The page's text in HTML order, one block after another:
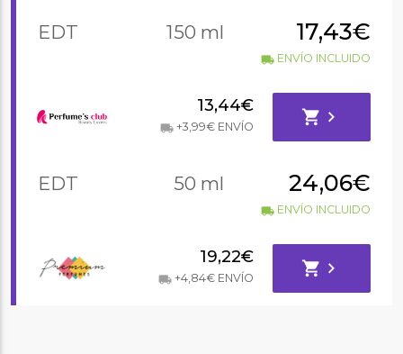
EDT 150 ml 17,43€
local_shippingENVÍO INCLUIDO
13,44€
local_shipping+3,99€ ENVÍO shopping_cart chevron_right
EDT 50 ml 24,06€
local_shippingENVÍO INCLUIDO
19,22€
local_shipping+4,84€ ENVÍO shopping_cart chevron_right